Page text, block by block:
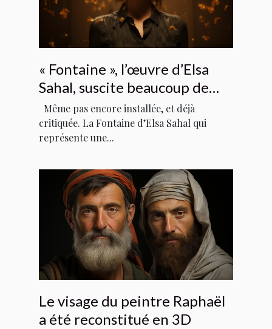
« Fontaine », l’œuvre d’Elsa
Sahal, suscite beaucoup de
polémique
Même pas encore installée, et déjà
critiquée. La Fontaine d’Elsa Sahal qui
représente une...
Le visage du peintre Raphaël
a été reconstitué en 3D